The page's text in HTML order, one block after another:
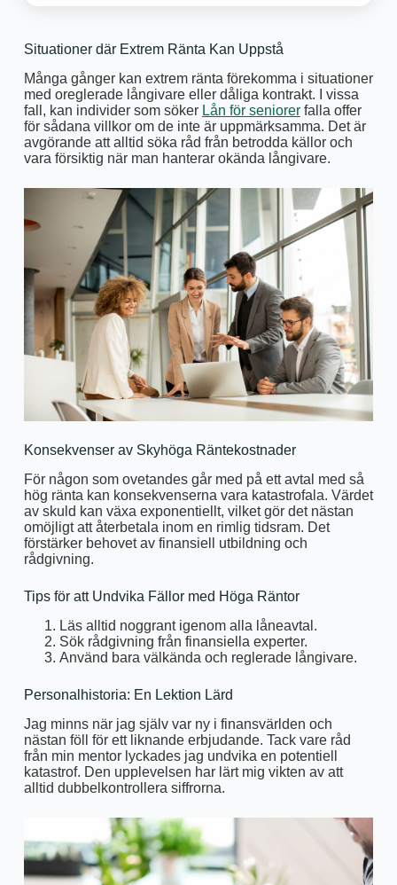
Situationer där Extrem Ränta Kan Uppstå
Många gånger kan extrem ränta förekomma i situationer
med oreglerade långivare eller dåliga kontrakt. I vissa
fall, kan individer som söker Lån för seniorerfalla offer
för sådana villkor om de inte är uppmärksamma. Det är
avgörande att alltid söka råd från betrodda källor och
vara försiktig när man hanterar okända långivare.
Konsekvenser av Skyhöga Räntekostnader
För någon som ovetandes går med på ett avtal med så
hög ränta kan konsekvenserna vara katastrofala. Värdet
av skuld kan växa exponentiellt, vilket gör det nästan
omöjligt att återbetala inom en rimlig tidsram. Det
förstärker behovet av finansiell utbildning och
rådgivning.
Tips för att Undvika Fällor med Höga Räntor
Läs alltid noggrant igenom alla låneavtal.
Sök rådgivning från finansiella experter.
Använd bara välkända och reglerade långivare.
Personalhistoria: En Lektion Lärd
Jag minns när jag själv var ny i finansvärlden och
nästan föll för ett liknande erbjudande. Tack vare råd
från min mentor lyckades jag undvika en potentiell
katastrof. Den upplevelsen har lärt mig vikten av att
alltid dubbelkontrollera siffrorna.